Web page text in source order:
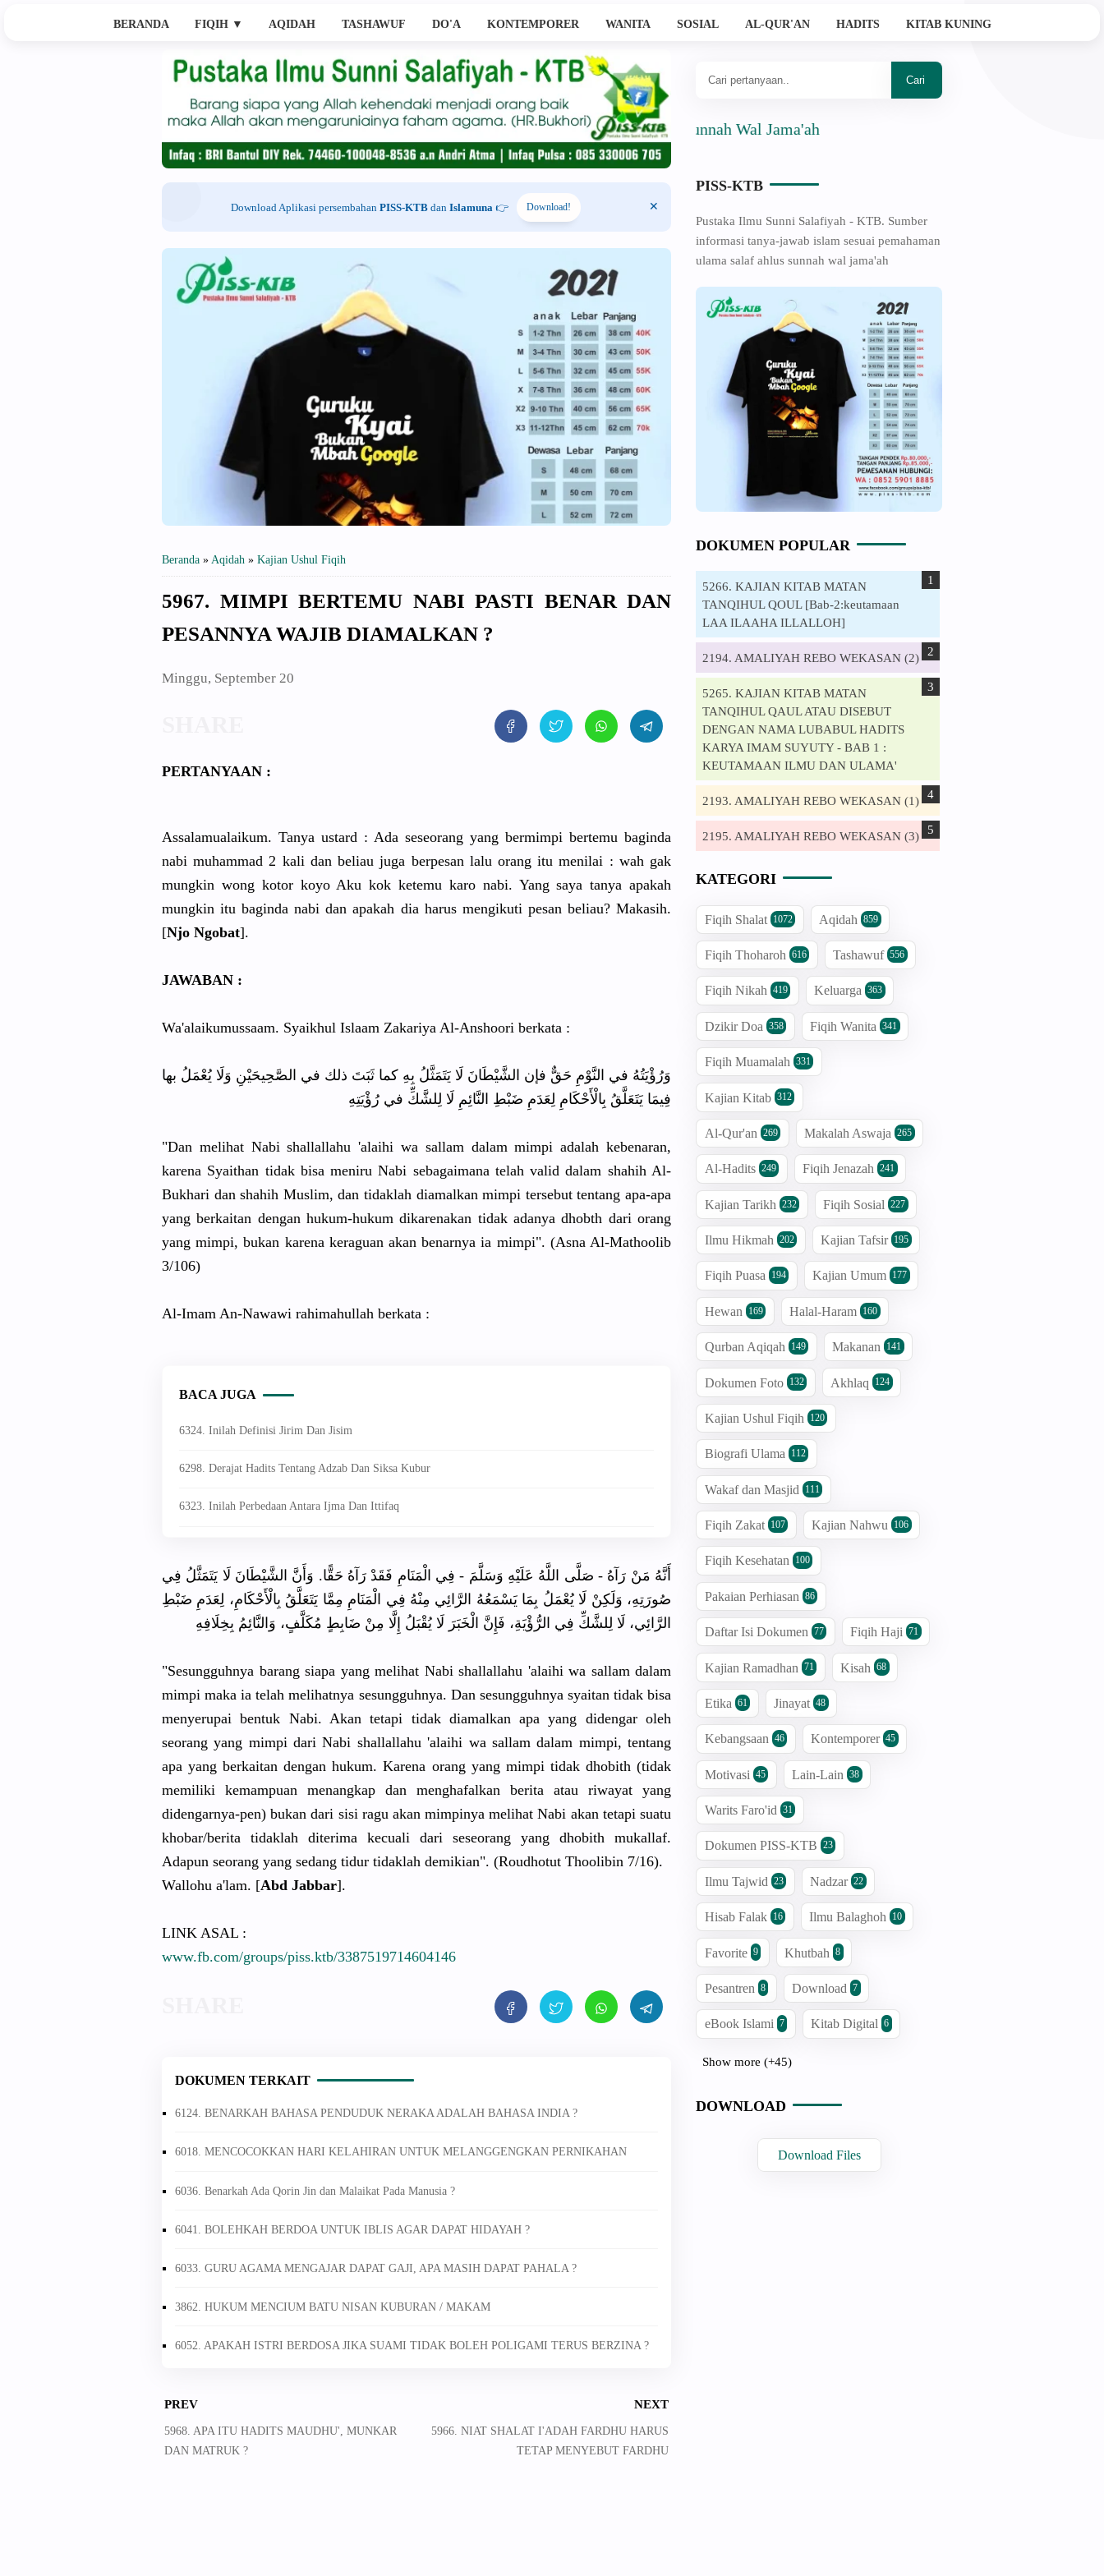
BERANDA FIQIH ▼ AQIDAH TASHAWUF DO'A KONTEMPORER WANITA SOSIAL AL-QUR'AN HADITS KITAB KUNING
Download Aplikasi persembahan PISS-KTBdan Islamuna 👉 Download!
Beranda » Aqidah » Kajian Ushul Fiqih
5967. MIMPI BERTEMU NABI PASTI BENAR DAN
PESANNYA WAJIB DIAMALKAN ?
Minggu, September 20
PERTANYAAN :
Assalamualaikum. Tanya ustard : Ada seseorang yang bermimpi bertemu baginda
nabi muhammad 2 kali dan beliau juga berpesan lalu orang itu menilai : wah gak
mungkin wong kotor koyo Aku kok ketemu karo nabi. Yang saya tanya apakah
mungkin itu baginda nabi dan apakah dia harus mengikuti pesan beliau? Makasih.
[Njo Ngobat].
JAWABAN :
Wa'alaikumussaam. Syaikhul Islaam Zakariya Al-Anshoori berkata :
وَرُؤْيَتُهُ في النَّوْمِ حَقٌّ فإن الشَّيْطَانَ لَا يَتَمَثَّلُ بِهِ كما ثَبَتَ ذلك في الصَّحِيحَيْنِ وَلَا يُعْمَلُ بها
فِيمَا يَتَعَلَّقُ بِالْأَحْكَامِ لِعَدَمِ ضَبْطِ النَّائِمِ لَا لِلشَّكِّ في رُؤْيَتِهِ
"Dan melihat Nabi shallallahu 'alaihi wa sallam dalam mimpi adalah kebenaran,
karena Syaithan tidak bisa meniru Nabi sebagaimana telah valid dalam shahih Al-
Bukhari dan shahih Muslim, dan tidaklah diamalkan mimpi tersebut tentang apa-apa
yang berkaitan dengan hukum-hukum dikarenakan tidak adanya dhobth dari orang
yang mimpi, bukan karena keraguan akan benarnya ia mimpi". (Asna Al-Mathoolib
3/106)
Al-Imam An-Nawawi rahimahullah berkata :
BACA JUGA
6324. Inilah Definisi Jirim Dan Jisim
6298. Derajat Hadits Tentang Adzab Dan Siksa Kubur
6323. Inilah Perbedaan Antara Ijma Dan Ittifaq
أَنَّهُ مَنْ رَآهُ - صَلَّى اللَّهُ عَلَيْهِ وَسَلَّمَ - فِي الْمَنَامِ فَقَدْ رَآهُ حَقًّا. وَأَنَّ الشَّيْطَانَ لَا يَتَمَثَّلُ فِي
صُورَتِهِ، وَلَكِنْ لَا يُعْمَلُ بِمَا يَسْمَعُهُ الرَّائِي مِنْهُ فِي الْمَنَامِ مِمَّا يَتَعَلَّقُ بِالْأَحْكَامِ، لِعَدَمِ ضَبْطِ
الرَّائِي، لَا لِلشَّكِّ فِي الرُّؤْيَةِ، فَإِنَّ الْخَبَرَ لَا يُقْبَلُ إِلَّا مِنْ ضَابِطٍ مُكَلَّفٍ، وَالنَّائِمُ بِخِلَافِهِ
"Sesungguhnya barang siapa yang melihat Nabi shallallahu 'alaihi wa sallam dalam
mimpi maka ia telah melihatnya sesungguhnya. Dan sesungguhnya syaitan tidak bisa
menyerupai bentuk Nabi. Akan tetapi tidak diamalkan apa yang didengar oleh
seorang yang mimpi dari Nabi shallallahu 'alaihi wa sallam dalam mimpi, tentang
apa yang berkaitan dengan hukum. Karena orang yang mimpi tidak dhobith (tidak
memiliki kemampuan menangkap dan menghafalkan berita atau riwayat yang
didengarnya-pen) bukan dari sisi ragu akan mimpinya melihat Nabi akan tetapi suatu
khobar/berita tidaklah diterima kecuali dari seseorang yang dhobith mukallaf.
Adapun seorang yang sedang tidur tidaklah demikian". (Roudhotut Thoolibin 7/16).
Wallohu a'lam. [Abd Jabbar].
LINK ASAL :
www.fb.com/groups/piss.ktb/3387519714604146
DOKUMEN TERKAIT
6124. BENARKAH BAHASA PENDUDUK NERAKA ADALAH BAHASA INDIA ?
6018. MENCOCOKKAN HARI KELAHIRAN UNTUK MELANGGENGKAN PERNIKAHAN
6036. Benarkah Ada Qorin Jin dan Malaikat Pada Manusia ?
6041. BOLEHKAH BERDOA UNTUK IBLIS AGAR DAPAT HIDAYAH ?
6033. GURU AGAMA MENGAJAR DAPAT GAJI, APA MASIH DAPAT PAHALA ?
3862. HUKUM MENCIUM BATU NISAN KUBURAN / MAKAM
6052. APAKAH ISTRI BERDOSA JIKA SUAMI TIDAK BOLEH POLIGAMI TERUS BERZINA ?
PREV
5968. APA ITU HADITS MAUDHU', MUNKAR
DAN MATRUK ?
NEXT
5966. NIAT SHALAT I'ADAH FARDHU HARUS
TETAP MENYEBUT FARDHU
Ahlussunnah Wal Jama'ah
PISS-KTB
Pustaka Ilmu Sunni Salafiyah - KTB. Sumber
informasi tanya-jawab islam sesuai pemahaman
ulama salaf ahlus sunnah wal jama'ah
DOKUMEN POPULAR
5266. KAJIAN KITAB MATAN
TANQIHUL QOUL [Bab-2:keutamaan
LAA ILAAHA ILLALLOH]
2194. AMALIYAH REBO WEKASAN (2)
5265. KAJIAN KITAB MATAN
TANQIHUL QAUL ATAU DISEBUT
DENGAN NAMA LUBABUL HADITS
KARYA IMAM SUYUTY - BAB 1 :
KEUTAMAAN ILMU DAN ULAMA'
2193. AMALIYAH REBO WEKASAN (1)
2195. AMALIYAH REBO WEKASAN (3)
KATEGORI
Fiqih Shalat 1072 Aqidah 859
Fiqih Thoharoh 616 Tashawuf 556
Fiqih Nikah 419 Keluarga 363
Dzikir Doa 358 Fiqih Wanita 341
Fiqih Muamalah 331
Kajian Kitab 312
Al-Qur'an 269 Makalah Aswaja 265
Al-Hadits 249 Fiqih Jenazah 241
Kajian Tarikh 232 Fiqih Sosial 227
Ilmu Hikmah 202 Kajian Tafsir 195
Fiqih Puasa 194 Kajian Umum 177
Hewan 169 Halal-Haram 160
Qurban Aqiqah 149 Makanan 141
Dokumen Foto 132 Akhlaq 124
Kajian Ushul Fiqih 120
Biografi Ulama 112
Wakaf dan Masjid 111
Fiqih Zakat 107 Kajian Nahwu 106
Fiqih Kesehatan 100
Pakaian Perhiasan 86
Daftar Isi Dokumen 77 Fiqih Haji 71
Kajian Ramadhan 71 Kisah 68
Etika 61 Jinayat 48
Kebangsaan 46 Kontemporer 45
Motivasi 45 Lain-Lain 38
Warits Faro'id 31
Dokumen PISS-KTB 23
Ilmu Tajwid 23 Nadzar 22
Hisab Falak 16 Ilmu Balaghoh 10
Favorite 9 Khutbah 8
Pesantren 8 Download 7
eBook Islami 7 Kitab Digital 6
Show more (+45)
DOWNLOAD
Download Files